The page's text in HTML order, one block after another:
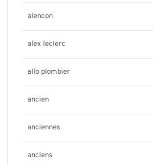
alencon
alex leclerc
allo plombier
ancien
anciennes
anciens